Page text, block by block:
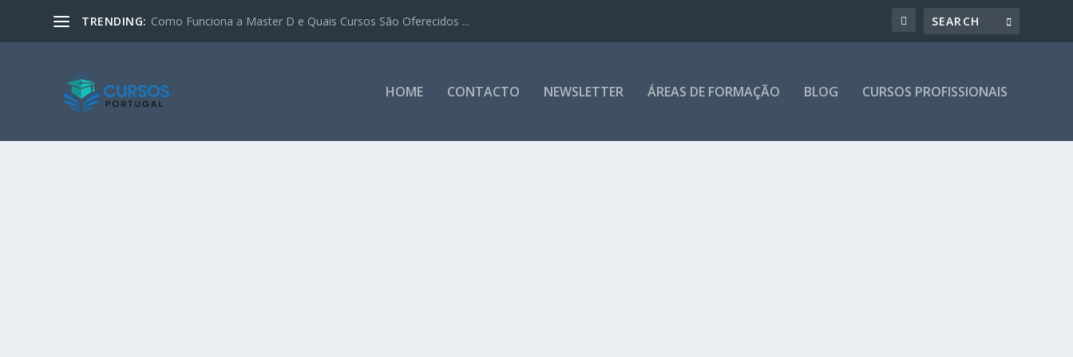
TRENDING: Como Funciona a Master D e Quais Cursos São Oferecidos ...
HOME CONTACTO NEWSLETTER ÁREAS DE FORMAÇÃO BLOG CURSOS PROFISSIONAIS